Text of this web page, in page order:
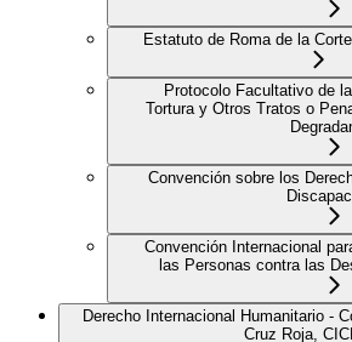
Estatuto de Roma de la
Protocolo Facultativo de
Tortura y Otros Tratos o
Convención sobre los
Convención Internacional
las Personas contra las
Derecho Internacional Humanitario -
Cruz Roja,